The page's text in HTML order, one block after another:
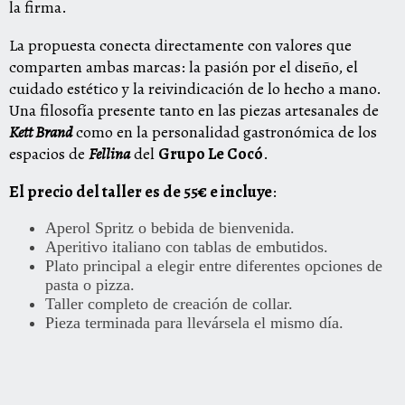
la firma.
La propuesta conecta directamente con valores que
comparten ambas marcas: la pasión por el diseño, el
cuidado estético y la reivindicación de lo hecho a mano.
Una filosofía presente tanto en las piezas artesanales de
Kett Brandcomo en la personalidad gastronómica de los
espacios de Fellinadel Grupo Le Cocó.
El precio del taller es de 55€ e incluye:
Aperol Spritz o bebida de bienvenida.
Aperitivo italiano con tablas de embutidos.
Plato principal a elegir entre diferentes opciones de
pasta o pizza.
Taller completo de creación de collar.
Pieza terminada para llevársela el mismo día.